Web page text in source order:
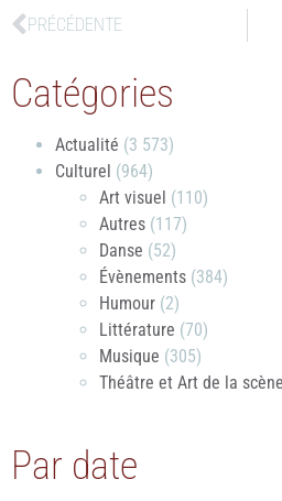
PRÉCÉDENTE
Catégories
Actualité (3 573)
Culturel (964)
Art visuel (110)
Autres (117)
Danse (52)
Évènements (384)
Humour (2)
Littérature (70)
Musique (305)
Théâtre et Art de la scène
Par date